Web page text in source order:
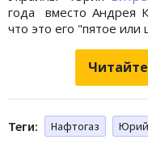
года вместо Андрея
что это его "пятое
Теги: Нафтогаз Юрий